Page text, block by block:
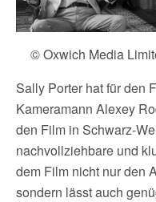
© Oxwich Media
Sally Porter hat für den
Kameramann Alexey
den Film in Schwarz-
nachvollziehbare und
dem Film nicht nur den
sondern lässt auch